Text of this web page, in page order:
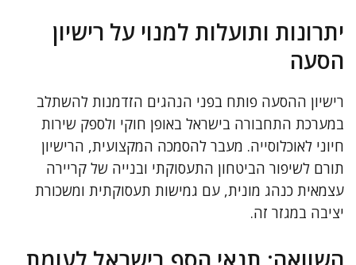
יתרונות ותועלות למנוי על רישיון
הסעה
רישיון ההסעה פותח בפני הנהגים הזדמנות להשתלב
במערכת התחבורה בישראל באופן חוקי ולספק שירות
חיוני לאוכלוסייה. מעבר להסמכה המקצועית, הרישיון
תורם לשיפור הביטחון התעסוקתי ובנייה של קריירה
עצמאית כנהג מונית, עם גמישות תעסוקתית ומשכורת
יציבה במגזר זה.